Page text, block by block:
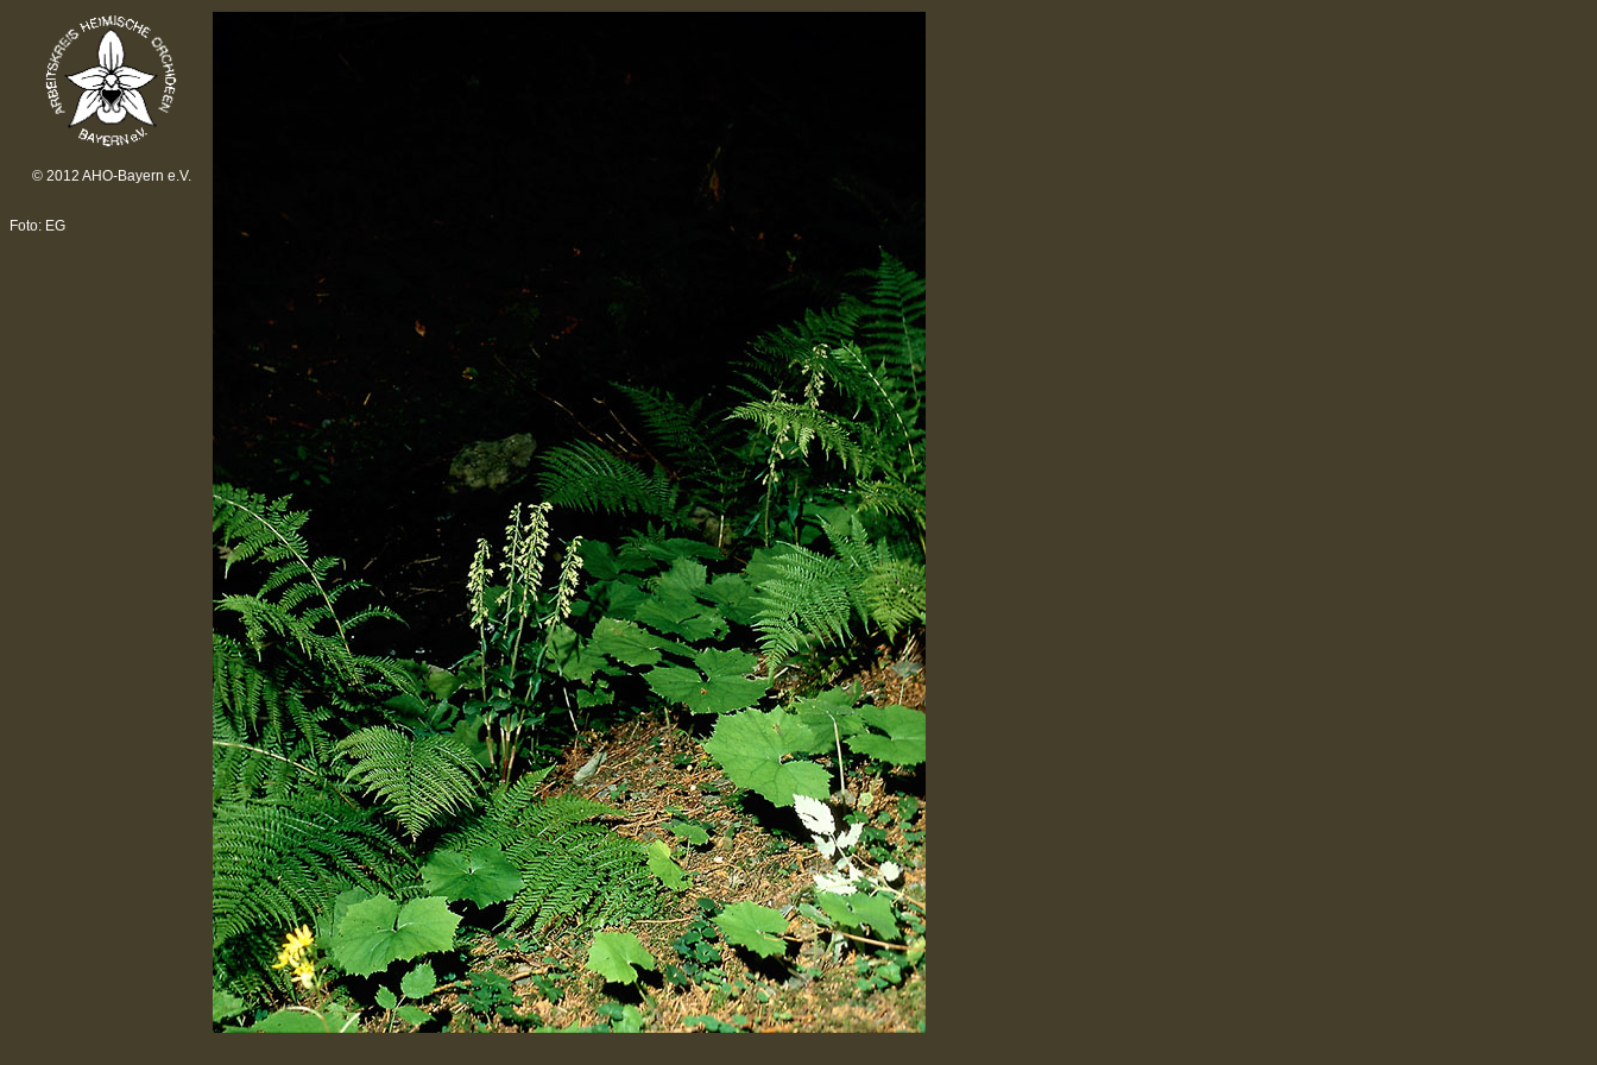
© 2012 AHO-Bayern e.V.
Foto: EG